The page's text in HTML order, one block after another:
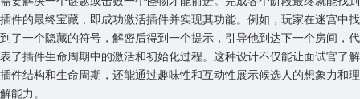
插件的最终宝藏，即成功激活插件并实现其功能。例如，玩家在迷宫中找
到了⼀个隐藏的符号，解密后得到⼀个提⽰，引导他到达下⼀个房间，代
表了插件⽣命周期中的激活和初始化过程。这种设计不仅能让⾯试官了解
插件结构和⽣命周期，还能通过趣味性和互动性展⽰候选⼈的想象⼒和理
解能⼒。